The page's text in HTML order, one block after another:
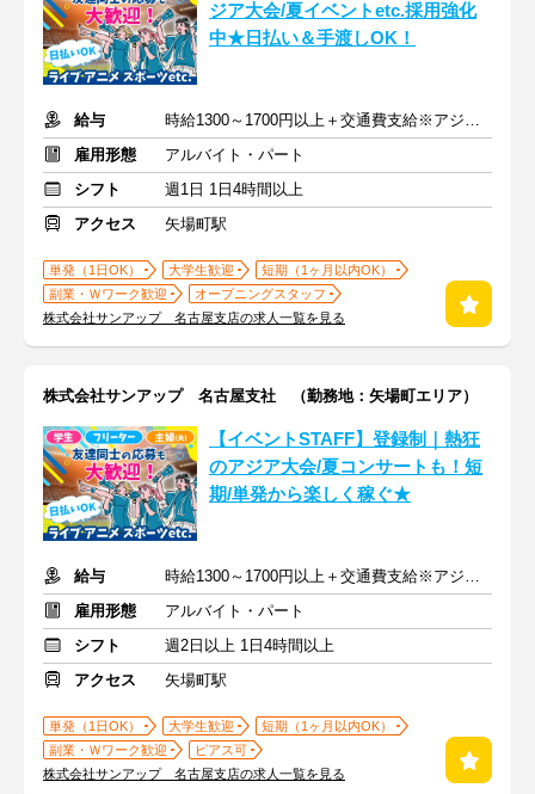
ジア大会/夏イベントetc.採用強化
中★日払い＆手渡しOK！
給与
時給1300～1700円以上＋交通費支給※アジア大会手当もあり
雇用形態
アルバイト・パート
シフト
週1日 1日4時間以上
アクセス
矢場町駅
単発（1日OK） 大学生歓迎
短期（1ヶ月以内OK）
副業・Ｗワーク歓迎
オープニングスタッフ
株式会社サンアップ 名古屋支店の求人一覧を見る
株式会社サンアップ 名古屋支社 （勤務地：矢場町エリア）
【イベントSTAFF】登録制｜熱狂
のアジア大会/夏コンサートも！短
期/単発から楽しく稼ぐ★
給与
時給1300～1700円以上＋交通費支給※アジア大会手当もあり
雇用形態
アルバイト・パート
シフト
週2日以上 1日4時間以上
アクセス
矢場町駅
単発（1日OK） 大学生歓迎
短期（1ヶ月以内OK）
副業・Ｗワーク歓迎
ピアス可
株式会社サンアップ 名古屋支店の求人一覧を見る